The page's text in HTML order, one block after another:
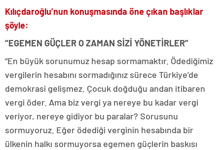
Kılıçdaroğlu’nun konuşmasında öne çıkan başlıklar
şöyle:
“EGEMEN GÜÇLER O ZAMAN SİZİ YÖNETİRLER”
“En büyük sorunumuz hesap sormamaktır. Ödediğimiz
vergilerin hesabını sormadığınız sürece Türkiye’de
demokrasi gelişmez. Çocuk doğduğu andan itibaren
vergi öder. Ama biz vergi ya nereye bu kadar vergi
veriyor, nereye gidiyor bu paralar? Sorusunu
sormuyoruz. Eğer ödediği verginin hesabında bir
ülkenin halkı sormuyorsa egemen güçlerin baskısı